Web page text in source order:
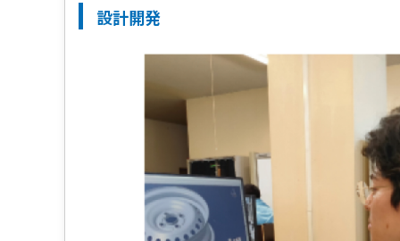
設計開発